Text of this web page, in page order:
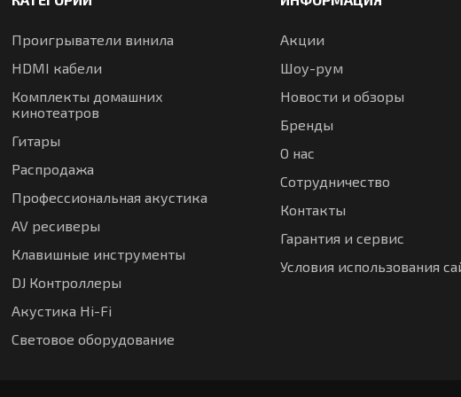
Проигрыватели винила
HDMI кабели
Комплекты домашних
кинотеатров
Гитары
Распродажа
Профессиональная акустика
AV ресиверы
Клавишные инструменты
DJ Контроллеры
Акустика Hi-Fi
Световое оборудование
Акции
Шоу-рум
Новости и обзоры
Бренды
О нас
Сотрудничество
Контакты
Гарантия и сервис
Условия использования